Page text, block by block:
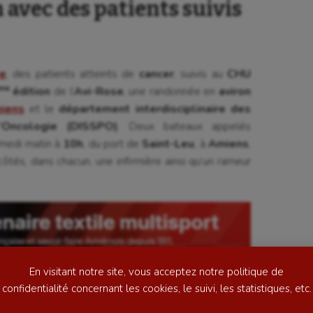
En visitant notre site, vous acceptez notre politique de
confidentialité concernant les cookies, le suivi, les statistiques, etc.
Kayak-polo
Korfbal
Longue paume
Moto
Natation artistique
des patients suivis
, des patients atteints de cancer , suivis auCHU
édition de l’ Avi-Rose , une randonnée en aviron
et ledépartement interdisciplinaire des
(DISSPO)
. Deux bateaux appelés
matin à 10h , du port de Saint-Leu , à Amiens
dans chacun, une infirmière ainsi qu’un rameur